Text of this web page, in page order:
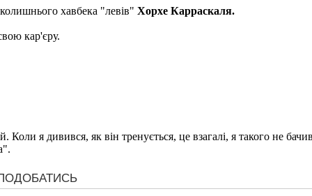
хавбека "левів" Хорхе Карраскаля.
кар'єру.
Коли я дивився, як він тренується, це взагалі, я такого не